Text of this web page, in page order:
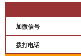
加微信号
拨打电话